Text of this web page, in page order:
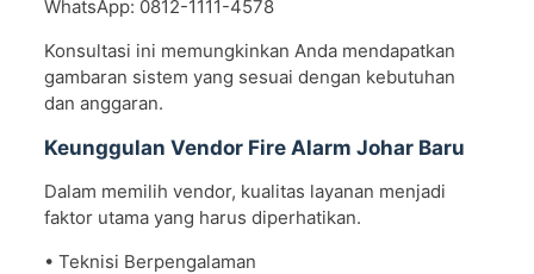
WhatsApp: 0812-1111-4578
Konsultasi ini memungkinkan Anda mendapatkan
gambaran sistem yang sesuai dengan kebutuhan
dan anggaran.
Keunggulan Vendor Fire Alarm Johar Baru
Dalam memilih vendor, kualitas layanan menjadi
faktor utama yang harus diperhatikan.
• Teknisi Berpengalaman